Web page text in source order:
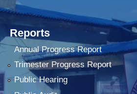
Reports
Annual Progress Report
Trimester Progress Report
Public Hearing